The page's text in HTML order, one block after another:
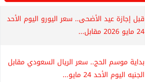
قبل إجازة عيد الأضحى.. سعر اليورو اليوم الأحد
24 مايو 2026 مقابل...
بداية موسم الحج.. سعر الريال السعودي مقابل
الجنيه اليوم الأحد 24 مايو...